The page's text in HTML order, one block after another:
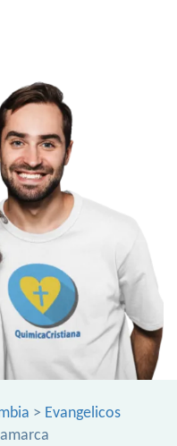
> Evangelicos